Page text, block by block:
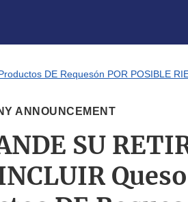
DE Requesón POR POSIBLE
ANNOUNCEMENT
SU